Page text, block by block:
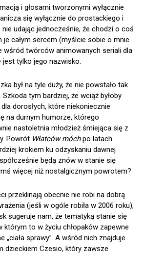
i głosami tworzonymi wyłącznie
się wyłącznie do prostackiego i
udając jednocześnie, że chodzi o coś
je całym sercem (myślcie sobie o mnie
wśród twórców animowanych seriali dla
jest tylko jego nazwisko.
był na tyle duży, że nie powstało tak
tym bardziej, że wciąż byłoby
dorosłych, które niekoniecznie
na durnym humorze, którego
nastoletnia młodzież śmiejąca się z
Powrót Włatców móchpo latach
krokiem ku odzyskaniu dawnej
będą znów w stanie się
więcej niż nostalgicznym powrotem?
przeklinają obecnie nie robi na dobrą
(jeśli w ogóle robiła w 2006 roku),
sugeruje nam, że tematyką stanie się
którym to w życiu chłopaków zapewne
„ciała sprawy”. A wśród nich znajduje
dzieckiem Czesio, który zawsze